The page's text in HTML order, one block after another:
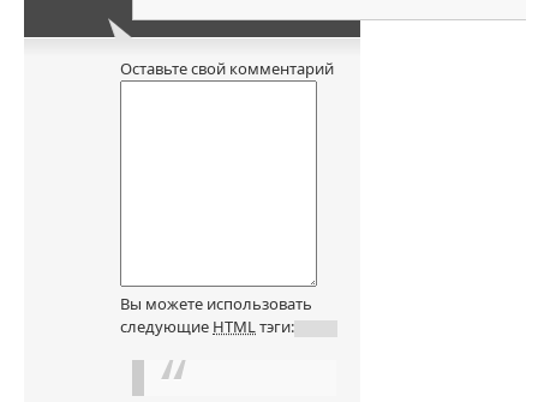
Оставьте свой комментарий
Вы можете использовать
следующие HTMLтэги: